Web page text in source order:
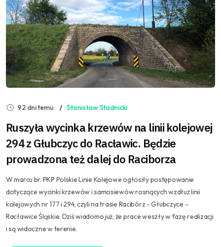
92 dni temu Stanisław Stadnicki
Ruszyła wycinka krzewów na linii kolejowej
294 z Głubczyc do Racławic. Będzie
prowadzona też dalej do Raciborza
W marcu br. PKP Polskie Linie Kolejowe ogłosiły postępowanie
dotyczące wycinki krzewów i samosiewów rosnących wzdłuż linii
kolejowych nr 177 i 294, czyli na trasie Racibórz - Głubczyce -
Racławice Śląskie. Dziś wiadomo już, że prace weszły w fazę realizacji
i są widoczne w terenie.